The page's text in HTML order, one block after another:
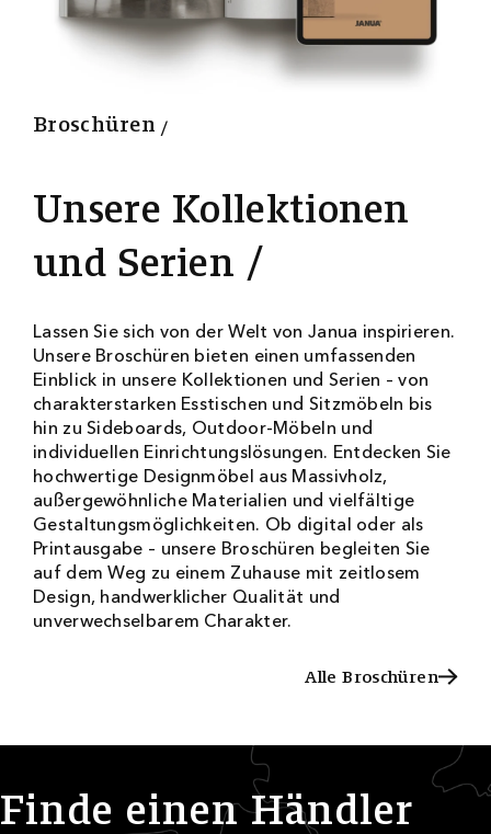
0
4
0
Broschüren
Unsere Kollektionen
und Serien
Lassen Sie sich von der Welt von Janua inspirieren.
Unsere Broschüren bieten einen umfassenden
Einblick in unsere Kollektionen und Serien – von
charakterstarken Esstischen und Sitzmöbeln bis
hin zu Sideboards, Outdoor-Möbeln und
individuellen Einrichtungslösungen. Entdecken Sie
hochwertige Designmöbel aus Massivholz,
außergewöhnliche Materialien und vielfältige
Gestaltungsmöglichkeiten. Ob digital oder als
Printausgabe – unsere Broschüren begleiten Sie
auf dem Weg zu einem Zuhause mit zeitlosem
Design, handwerklicher Qualität und
unverwechselbarem Charakter.
Alle Broschüren
Finde einen Händler